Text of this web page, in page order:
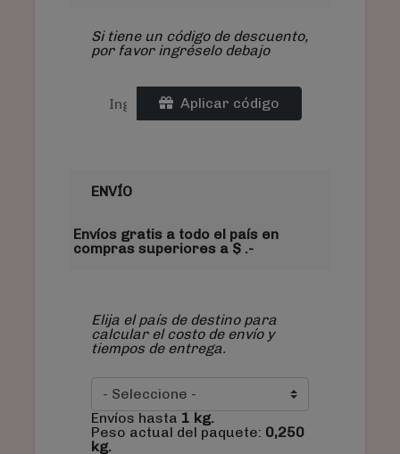
Si tiene un código de descuento,
por favor ingréselo debajo
Aplicar código
ENVÍO
Envíos gratis a todo el país en
compras superiores a $ .-
Elija el país de destino para
calcular el costo de envío y
tiempos de entrega.
Envíos hasta 1 kg.
Peso actual del paquete: 0,250
kg.